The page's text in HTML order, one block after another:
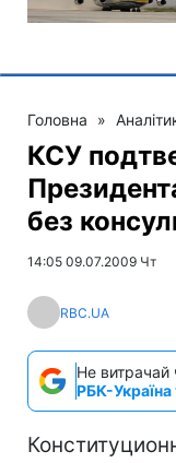
Головна »
КСУ
без
14:05 09.07.2009 Чт
RBC.UA
Не витрачай
РБК-Україна